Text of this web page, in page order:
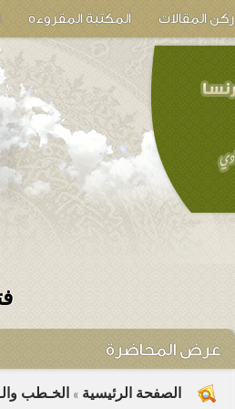
ركن المقالات المكتبة المقروءة
عرض المحاضرة
الصفحة الرئيسية» الخـطب